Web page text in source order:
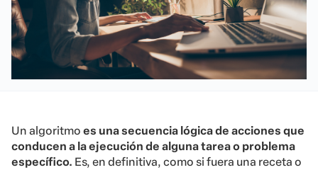
Un algoritmo es una secuencia lógica de acciones que
conducen a la ejecución de alguna tarea o problema
específico. Es, en definitiva, como si fuera una receta o